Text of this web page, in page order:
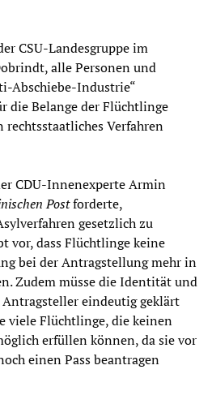
CSU-Landesgruppe im
alle Personen und
Abschiebe-Industrie“
die Belange der Flüchtlinge
Verfahren
CDU-Innenexperte Armin
Postforderte,
gesetzlich zu
vor, dass Flüchtlinge keine
bei der Antragstellung mehr in
Zudem müsse die Identität und
eindeutig geklärt
viele Flüchtlinge, die keinen
erfüllen können, da sie vor
einen Pass beantragen